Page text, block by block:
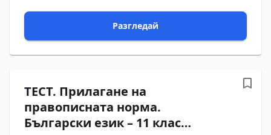
Разгледай
ТЕСТ. Прилагане на
правописната норма.
Български език – 11 клас